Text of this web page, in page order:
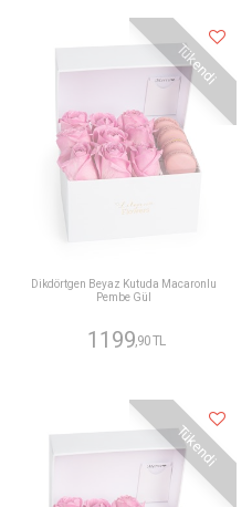
Tükendi
Dikdörtgen Beyaz Kutuda Macaronlu
Pembe Gül
1199 ,90 TL
Tükendi